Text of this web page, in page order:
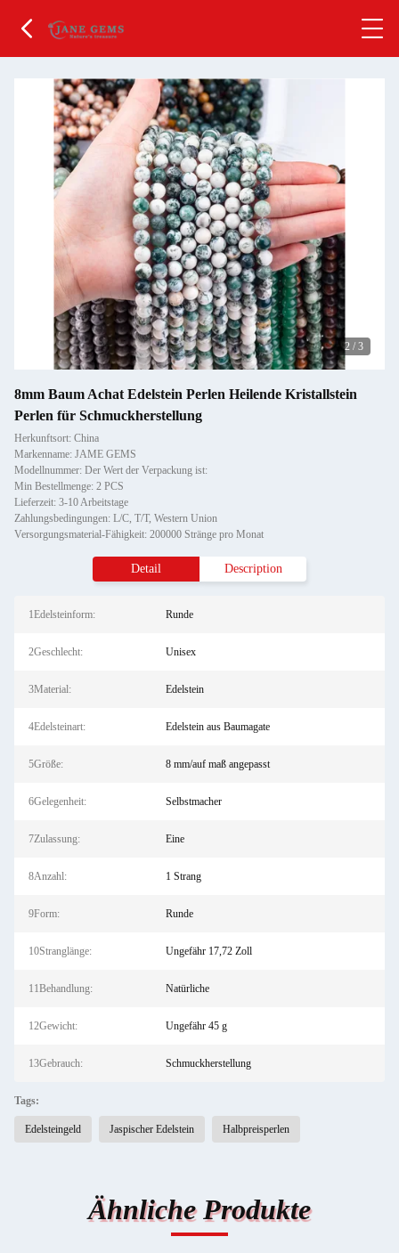
2 / 3
8mm Baum Achat Edelstein Perlen Heilende Kristallstein
Perlen für Schmuckherstellung
Herkunftsort: China
Markenname: JAME GEMS
Modellnummer: Der Wert der Verpackung ist:
Min Bestellmenge: 2 PCS
Lieferzeit: 3-10 Arbeitstage
Zahlungsbedingungen: L/C, T/T, Western Union
Versorgungsmaterial-Fähigkeit: 200000 Stränge pro Monat
Detail Description
1Edelsteinform: Runde
2Geschlecht: Unisex
3Material: Edelstein
4Edelsteinart: Edelstein aus Baumagate
5Größe: 8 mm/auf maß angepasst
6Gelegenheit: Selbstmacher
7Zulassung: Eine
8Anzahl: 1 Strang
9Form: Runde
10Stranglänge: Ungefähr 17,72 Zoll
11Behandlung: Natürliche
12Gewicht: Ungefähr 45 g
13Gebrauch: Schmuckherstellung
Tags:
Edelsteingeld Jaspischer Edelstein Halbpreisperlen
Ähnliche Produkte